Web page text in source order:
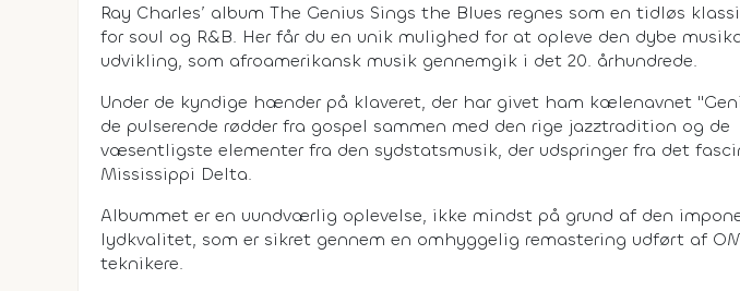
Ray Charles’ album The Genius Sings the Blues regnes som en tidløs
for soul og R&B. Her får du en unik mulighed for at opleve den dybe
udvikling, som afroamerikansk musik gennemgik i det 20. århundrede.
Under de kyndige hænder på klaveret, der har givet ham kælenavnet
de pulserende rødder fra gospel sammen med den rige jazztradition og de
væsentligste elementer fra den sydstatsmusik, der udspringer fra det
Mississippi Delta.
Albummet er en uundværlig oplevelse, ikke mindst på grund af den
lydkvalitet, som er sikret gennem en omhyggelig remastering udført af
teknikere.